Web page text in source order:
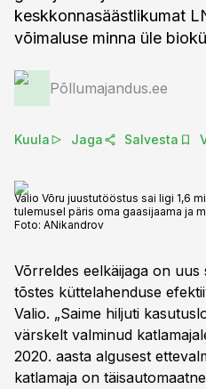
keskkonnasäästlikumat
võimaluse minna üle
Põllumajandus.ee
Kuula Jaga Salvesta
Valio Võru juustutööstus sai ligi 1,6
tulemusel päris oma gaasijaama ja
Foto: ANikandrov
Võrreldes eelkäijaga on
tõstes küttelahenduse
Valio. „Saime hiljuti
värskelt valminud
2020. aasta algusest
katlamaja on